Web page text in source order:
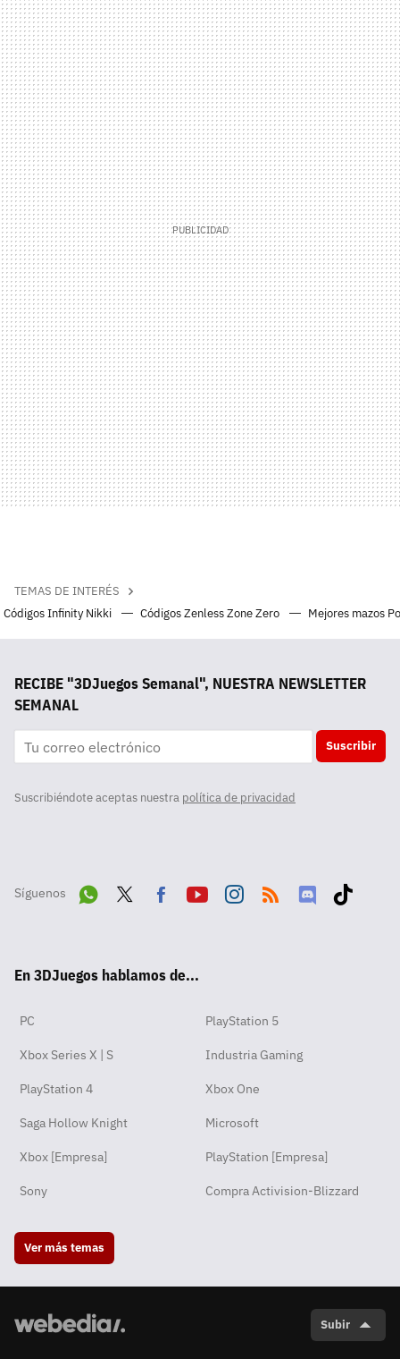
TEMAS DE INTERÉS
Códigos Infinity Nikki
Códigos Zenless Zone Zero Mejores mazos
RECIBE "3DJuegos Semanal", NUESTRA NEWSLETTER
SEMANAL
Suscribir
Suscribiéndote aceptas nuestra política de privacidad
Síguenos
pp
ok
En 3DJuegos hablamos de...
PC PlayStation 5
Xbox Series X | S Industria Gaming
PlayStation 4 Xbox One
Saga Hollow Knight Microsoft
Xbox [Empresa] PlayStation [Empresa]
Sony Compra Activision-Blizzard
Ver más temas
Subir